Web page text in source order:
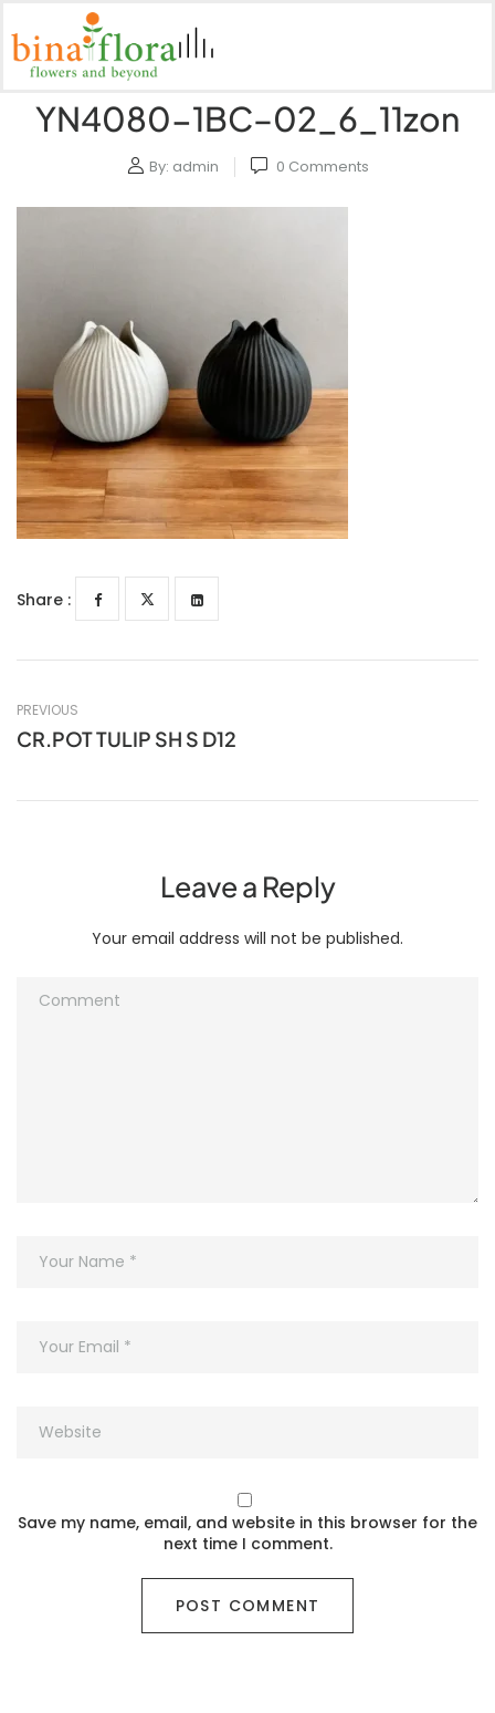
YN4080-1BC–02_6_11zon
By: admin 0 Comments
Share :
PREVIOUS
CR.POT TULIP SH S D12
Leave a Reply
Your email address will not be published.
Save my name, email, and website in this browser for the
next time I comment.